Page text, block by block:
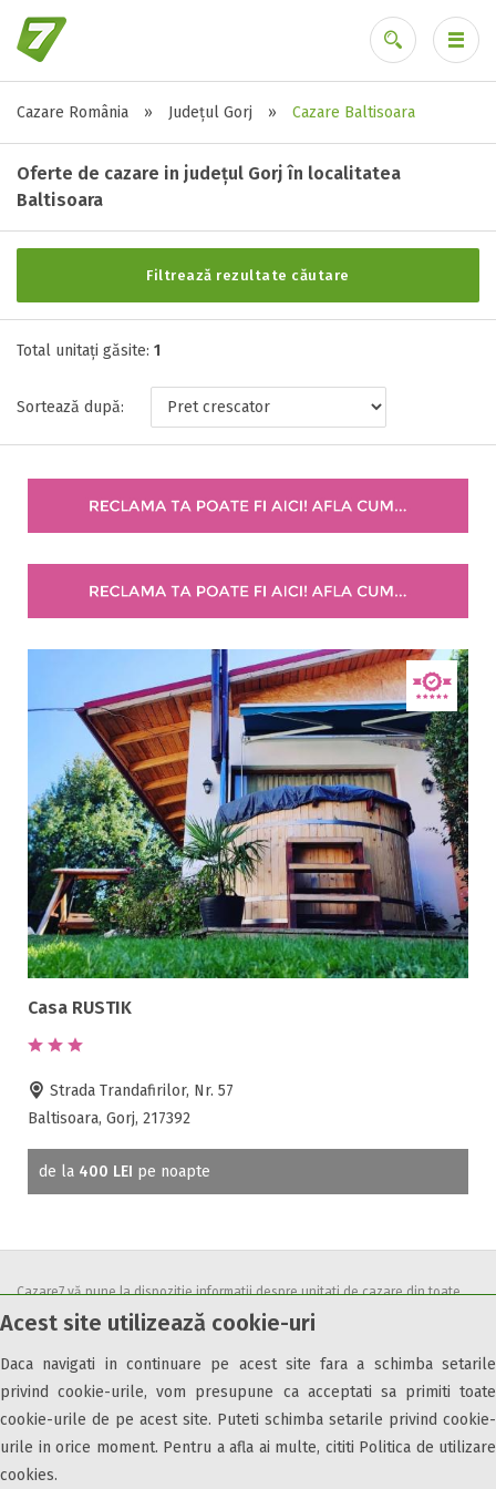
Acest site utilizează cookie-uri
Daca navigati in continuare pe acest site fara a schimba setarile
privind cookie-urile, vom presupune ca acceptati sa primiti toate
cookie-urile de pe acest site. Puteti schimba setarile privind cookie-
urile in orice moment. Pentru a afla ai multe, cititi Politica de utilizare
cookies.
Cazare România » Județul Gorj » Cazare Baltisoara
Oferte de cazare in județul Gorj în localitatea
Baltisoara
Filtrează rezultate căutare
Alte tipuri de unități
Toate tipurile de unitati de cazari
Casa ( 1 )
Stele / margarete
Neclasificat
1 stea / margareta
2 stele / margarete
3 stele / margarete
4 stele / margarete
Selecteaza pretul
Facilități
Internet wireless
Parcare
Plata cu cardul
Restaurant
All inclusive
Pensiune completa
Demipensiune
Mic dejun
Accepta animale
Acces persoane cu dizabilități
ATV
Bar
Beauty center
Ciubar
Crama
Cutie de valori
Discoteca
Echitatie
Total unitați găsite: 1
Sortează după:
Casa RUSTIK
Strada Trandafirilor, Nr. 57
Baltisoara, Gorj, 217392
de la 400 LEI pe noapte
Cazare7 vă pune la dispozitie informatii despre unitati de cazare din toate
zonele turistice, oferte speciale, rezervari online.
condițiile